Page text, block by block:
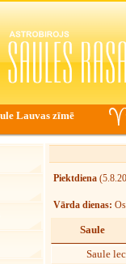
Lauvas zīmē
Piektdiena
Vārda dienas:
Saule
Saule lec